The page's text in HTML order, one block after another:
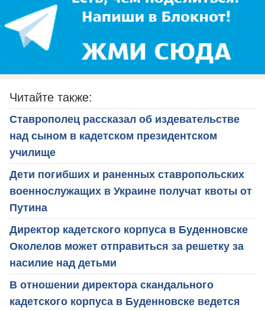
Читайте также:
Ставрополец рассказал об издевательстве
над сыном в кадетском президентском
училище
Дети погибших и раненных ставропольских
военнослужащих в Украине получат квоты от
Путина
Директор кадетского корпуса в Буденновске
Околелов может отправиться за решетку за
насилие над детьми
В отношении директора скандального
кадетского корпуса в Буденновске ведется